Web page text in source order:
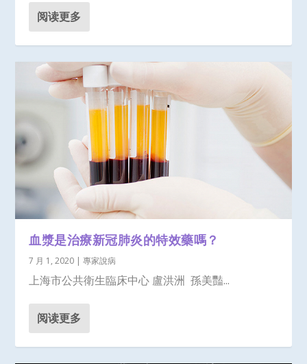
阅读更多
血漿是治療新冠肺炎的特效藥嗎？
7 月 1, 2020 |專家說病
上海市公共衛生臨床中心 盧洪洲 孫美豔...
阅读更多